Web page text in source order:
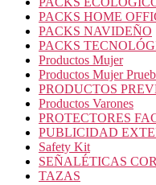
PACKS HOME
PACKS NAVIDEÑO
PACKS
Productos Mujer
Productos Mujer
PRODUCTOS
Productos Varones
PROTECTORES
PUBLICIDAD
Safety Kit
SEÑALÉTICAS
TAZAS